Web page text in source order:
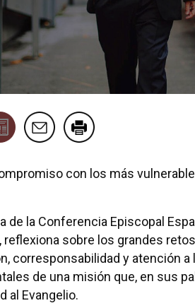
con los más
de la Conferencia Episcopal
sobre los grandes
corresponsabilidad y atención
de una misión que, en sus
al Evangelio.